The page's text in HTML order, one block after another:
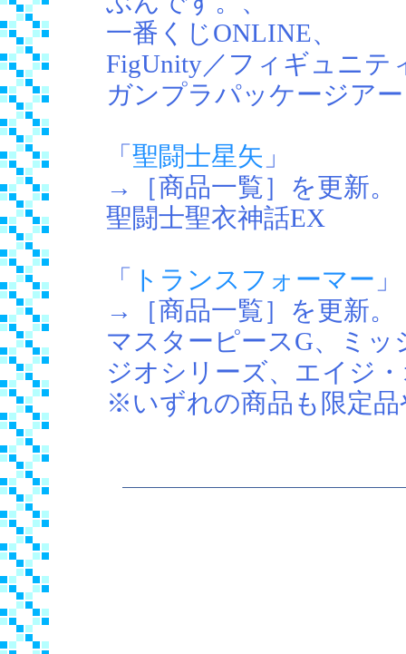
一番くじONLINE、
FigUnity／フィギュニテ
ガンプラパッケージア
「 聖闘士星矢 」
→［商品一覧］を更新。
聖闘士聖衣神話EX
「 トランスフォーマー 」
→［商品一覧］を更新。
マスターピースG、ミッ
ジオシリーズ、エイジ
※いずれの商品も限定品